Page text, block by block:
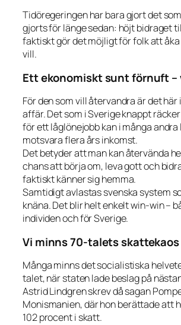
Tidöregeringen har bara gjort det
gjorts för länge sedan: höjt bidraget
faktiskt gör det möjligt för folk att åka
vill.
Ett ekonomiskt sunt förnuft –
För den som vill återvandra är det här
affär. Det som i Sverige knappt
för ett låglönejobb kan i många andra
motsvara flera års inkomst.
Det betyder att man kan återvända
chans att börja om, leva gott och
faktiskt känner sig hemma.
Samtidigt avlastas svenska system
knäna. Det blir helt enkelt win-win –
individen och för Sverige.
Vi minns 70-talets skattekaos
Många minns det socialistiska
talet, när staten lade beslag på
Astrid Lindgren skrev då sagan
Monismanien, där hon berättade att
102 procent i skatt.